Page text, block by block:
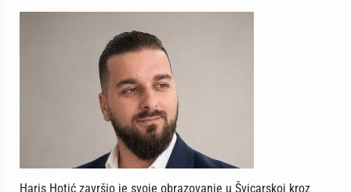
Haris Hotić završio je svoje obrazovanje u Švicarskoj kroz